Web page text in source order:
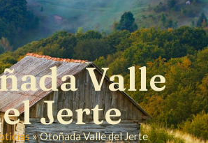
Valle
Jerte
»Otoñada Valle del Jerte